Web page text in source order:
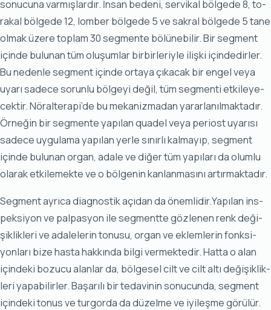
so­nu­cu­na var­mış­lar­dır. İn­san be­de­ni, ser­vi­kal böl­ge­de 8, to­
ra­kal böl­ge­de 12, lom­ber böl­ge­de 5 ve sak­ral böl­ge­de 5 ta­ne
ol­mak üze­re top­lam 30 seg­men­te bö­lü­ne­bi­lir. Bir seg­ment
için­de bu­lu­nan tüm olu­şum­lar bir­bir­le­riy­le iliş­ki için­de­dir­ler.
Bu ne­den­le seg­ment için­de or­ta­ya çı­ka­cak bir en­gel ve­ya
uya­rı sa­de­ce so­run­lu böl­ge­yi de­ğil, tüm seg­men­ti et­ki­le­ye­
cek­tir. Nö­ral­te­ra­pi’de bu me­ka­niz­ma­dan ya­rar­la­nıl­mak­ta­dır.
Ör­ne­ğin bir seg­men­te ya­pı­lan qua­del ve­ya pe­ri­ost uya­rı­sı
sa­de­ce uy­gu­la­ma ya­pı­lan yer­le sı­nır­lı kal­ma­yıp, seg­ment
için­de bu­lu­nan or­gan, ada­le ve di­ğer tüm ya­pı­la­rı da olum­lu
ola­rak et­ki­le­mek­te ve o böl­ge­nin kan­lan­ma­sı­nı ar­tır­mak­ta­dır.
Seg­ment ay­rı­ca di­ag­nos­tik açı­dan da önem­li­dir.Ya­pı­lan ins­
pek­si­yon ve pal­pas­yon ile seg­ment­te göz­le­nen renk de­ği­
şik­lik­le­ri ve ada­le­le­rin to­nu­su, or­gan ve ek­lem­le­rin fonk­si­
yon­la­rı bi­ze has­ta hak­kın­da bil­gi ver­mek­te­dir. Hat­ta o alan
için­de­ki bo­zu­cu alan­lar da, böl­ge­sel cilt ve cilt al­tı de­ği­şik­lik­
le­ri ya­pa­bi­lir­ler. Ba­şa­rı­lı bir te­da­vi­nin so­nu­cun­da, seg­ment
için­de­ki to­nus ve tur­gor­da da dü­zel­me ve iyi­leş­me gö­rü­lür.